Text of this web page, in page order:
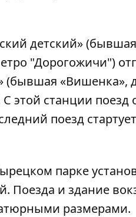
детский»
"Дорогожичи")
(бывшая «Вишенка»,
этой станции поезд
поезд
парке
Поезда и здание
размерами.